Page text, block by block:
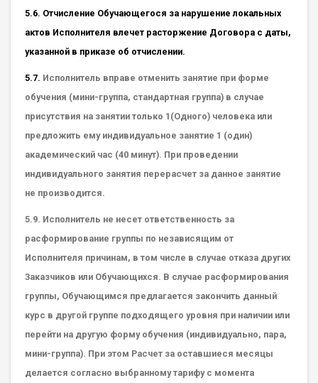
5.6. Отчисление Обучающегося за нарушение локальных
актов Исполнителя влечет расторжение Договора с даты,
указанной в приказе об отчислении.
5.7. Исполнитель вправе отменить занятие при форме
обучения (мини-группа, стандартная группа) в случае
присутствия на занятии только 1(Одного) человека или
предложить ему индивидуальное занятие 1 (один)
академический час (40 минут). При проведении
индивидуального занятия перерасчет за данное занятие
не производится.
5.9. Исполнитель не несет ответственность за
расформирование группы по независящим от
Исполнителя причинам, в том числе в случае отказа других
Заказчиков или Обучающихся. В случае расформирования
группы, Обучающимся предлагается закончить данный
курс в другой группе подходящего уровня при наличии или
перейти на другую форму обучения (индивидуально, пара,
мини-группа). При этом Расчет за оставшиеся месяцы
делается согласно выбранному тарифу с момента